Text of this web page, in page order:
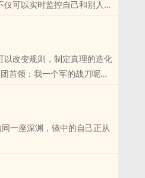
世高人！
世界，天才这么多的吗？
等。
和微博里的朋友推荐哦！
一座深渊，镜中的自己正从